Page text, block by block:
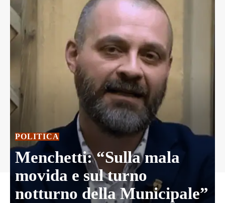
POLITICA
Menchetti: “Sulla mala
movida e sul turno
notturno della Municipale”